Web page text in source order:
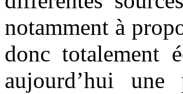
notamment à
donc totalement
aujourd’hui